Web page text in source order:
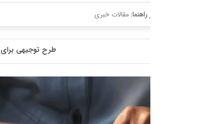
طرح توجیهی برای گرفتن وام از بانک☀️